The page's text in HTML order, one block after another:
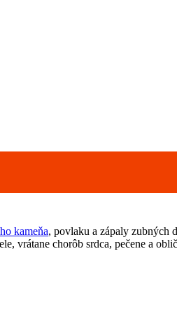
kameňa, povlaku a zápaly zubných
vrátane chorôb srdca, pečene a